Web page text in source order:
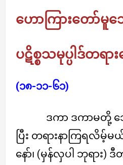
ဟောကြားတော်မူ
ပဋိစ္စသမုပ္ပါဒ်တရာ
(၁၈-၁၁-၆၁)
ဒကာ ဒကာမတို့ သ
ပြီး တရားနာကြရလိမ့်
နော်၊ (မှန်လှပါ ဘုရား)